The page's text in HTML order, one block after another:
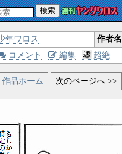
検索
年ワロス 作者名
コメント 編集 超絶
作品ホーム 次のページへ >>